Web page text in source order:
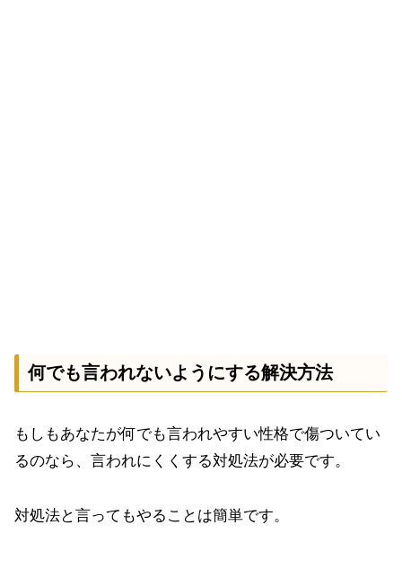
何でも言われないようにする解決方法
もしもあなたが何でも言われやすい性格で傷ついてい
るのなら、言われにくくする対処法が必要です。
対処法と言ってもやることは簡単です。